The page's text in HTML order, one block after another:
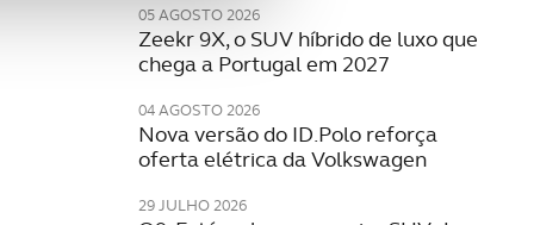
de análise, com parceiros
com o seu
sua experiência de
05 AGOSTO 2026
Zeekr 9X, o SUV híbrido de luxo que
chega a Portugal em 2027
04 AGOSTO 2026
Nova versão do ID.Polo reforça
oferta elétrica da Volkswagen
29 JULHO 2026